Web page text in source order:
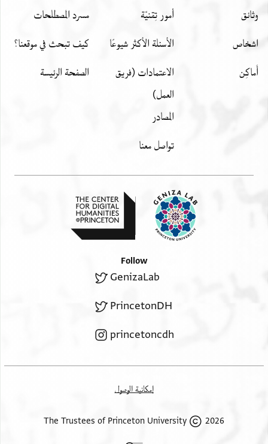
وثائق
اشخاص
أَماكِن
أمور تِقنيّة
الأسئلة الأكثر شيوعًا
الاعتمادات (فريق
العمل)
المصادر
تواصل معنا
مسرد المصطلحات
كيف تبحث في موقعنا؟
الصفحة الرئيسة
Follow
GenizaLab
PrincetonDH
princetoncdh
إمكانية الوصول
2026 The Trustees of Princeton University